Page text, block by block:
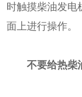
时触摸柴油发电
面上进行操作。
不要给热柴